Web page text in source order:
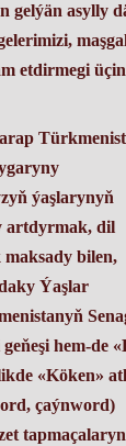
gelýän asylly
etdirmegi
ýaşlarynyň
artdyrmak, dil
bilen,
Ýaşlar
hem-de
«Köken»
çaýnword)